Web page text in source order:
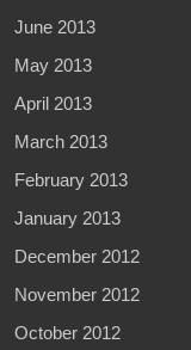
June 2013
May 2013
April 2013
March 2013
February 2013
January 2013
December 2012
November 2012
October 2012